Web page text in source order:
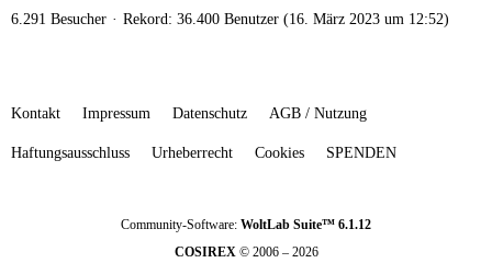
6.291 Besucher Rekord: 36.400 Benutzer (16. März 2023 um 12:52)
Kontakt Impressum Datenschutz AGB / Nutzung
Haftungsausschluss Urheberrecht Cookies SPENDEN
Community-Software: WoltLab Suite™ 6.1.12
COSIREX© 2006 – 2026